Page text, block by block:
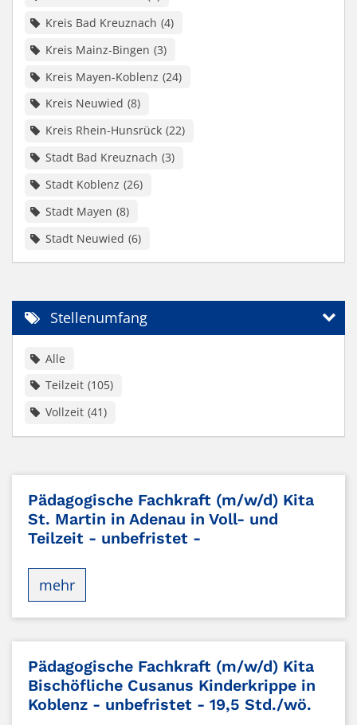
Kreis Bad Kreuznach 4
Kreis Mainz-Bingen 3
Kreis Mayen-Koblenz 24
Kreis Neuwied 8
Kreis Rhein-Hunsrück 22
Stadt Bad Kreuznach 3
Stadt Koblenz 26
Stadt Mayen 8
Stadt Neuwied 6
Stellenumfang
Alle
Teilzeit 105
Vollzeit 41
Pädagogische Fachkraft (m/w/d) Kita
St. Martin in Adenau in Voll- und
Teilzeit - unbefristet -
mehr
Pädagogische Fachkraft (m/w/d) Kita
Bischöfliche Cusanus Kinderkrippe in
Koblenz - unbefristet - 19,5 Std./wö.